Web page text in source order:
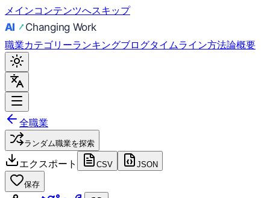
メインコンテンツへスキップ
職業カテゴリーランキングブログタイムライン方法論概要
全職業
ランダム職業を探索
エクスポート CSV JSON
保存